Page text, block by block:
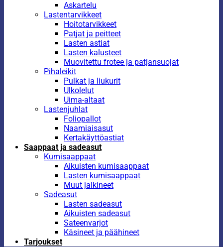
Askartelu
Lastentarvikkeet
Hoitotarvikkeet
Patjat ja peitteet
Lasten astiat
Lasten kalusteet
Muovitettu frotee ja patjansuojat
Pihaleikit
Pulkat ja liukurit
Ulkolelut
Uima-altaat
Lastenjuhlat
Foliopallot
Naamiaisasut
Kertakäyttöastiat
Saappaat ja sadeasut
Kumisaappaat
Aikuisten kumisaappaat
Lasten kumisaappaat
Muut jalkineet
Sadeasut
Lasten sadeasut
Aikuisten sadeasut
Sateenvarjot
Käsineet ja päähineet
Tarjoukset